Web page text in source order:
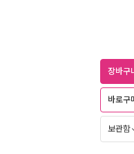
장바구
바로구
보관함